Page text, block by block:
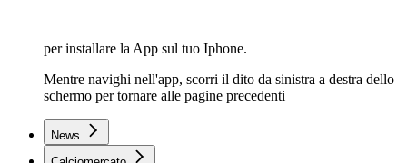
per installare la App sul tuo Iphone.
Mentre navighi nell'app, scorri il dito da sinistra a destra dello
schermo per tornare alle pagine precedenti
News